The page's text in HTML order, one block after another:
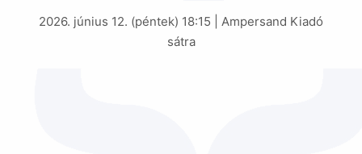
2026. június 12. (péntek) 18:15 | Ampersand Kiadó
sátra